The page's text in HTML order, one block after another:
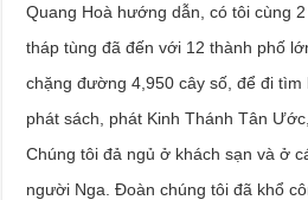
Quang Hoà hướng dẫn, có tôi cùng
tháp tùng đã đến với 12 thành phố
chặng đường 4,950 cây số, để đi tìm
phát sách, phát Kinh Thánh Tân
Chúng tôi đả ngủ ở khách sạn và ở
người Nga. Đoàn chúng tôi đã khổ